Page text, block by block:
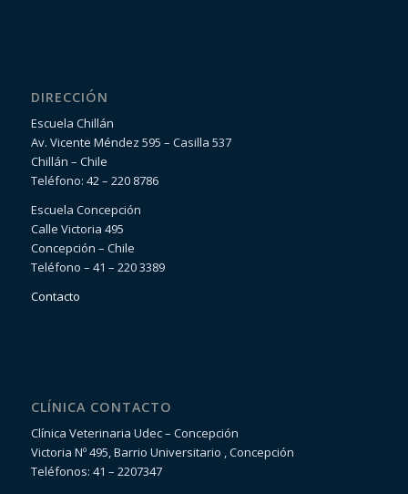
DIRECCIÓN
Escuela Chillán
Av. Vicente Méndez 595 – Casilla 537
Chillán – Chile
Teléfono: 42 – 220 8786
Escuela Concepción
Calle Victoria 495
Concepción – Chile
Teléfono – 41 – 220 3389
Contacto
CLÍNICA CONTACTO
Clínica Veterinaria Udec – Concepción
Victoria Nº 495, Barrio Universitario , Concepción
Teléfonos: 41 – 2207347